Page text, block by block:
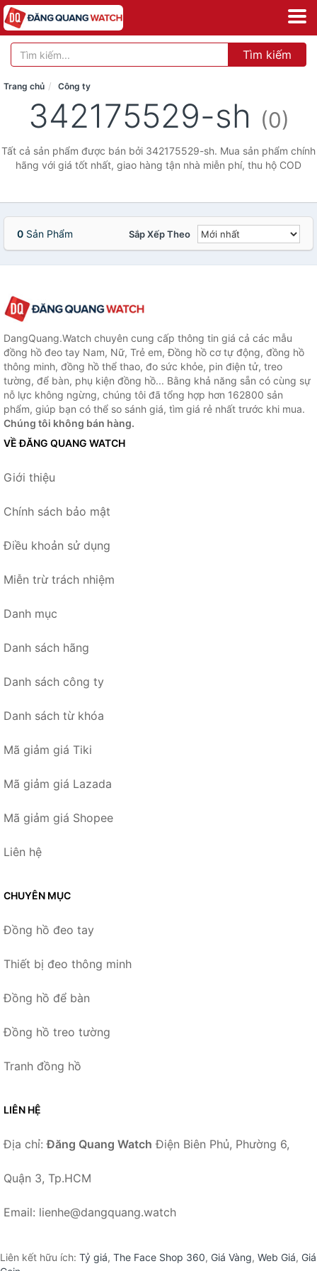
Tìm kiếm
Trang chủ Công ty
342175529-sh (0)
Tất cả sản phẩm được bán bởi 342175529-sh. Mua sản phẩm chính
hãng với giá tốt nhất, giao hàng tận nhà miễn phí, thu hộ COD
0 Sản Phẩm Sắp Xếp Theo
DangQuang.Watch chuyên cung cấp thông tin giá cả các mẫu
đồng hồ đeo tay Nam, Nữ, Trẻ em, Đồng hồ cơ tự động, đồng hồ
thông minh, đồng hồ thể thao, đo sức khỏe, pin điện tử, treo
tường, để bàn, phụ kiện đồng hồ... Bằng khả năng sẵn có cùng sự
nỗ lực không ngừng, chúng tôi đã tổng hợp hơn 162800 sản
phẩm, giúp bạn có thể so sánh giá, tìm giá rẻ nhất trước khi mua.
Chúng tôi không bán hàng.
VỀ ĐĂNG QUANG WATCH
Giới thiệu
Chính sách bảo mật
Điều khoản sử dụng
Miễn trừ trách nhiệm
Danh mục
Danh sách hãng
Danh sách công ty
Danh sách từ khóa
Mã giảm giá Tiki
Mã giảm giá Lazada
Mã giảm giá Shopee
Liên hệ
CHUYÊN MỤC
Đồng hồ đeo tay
Thiết bị đeo thông minh
Đồng hồ để bàn
Đồng hồ treo tường
Tranh đồng hồ
LIÊN HỆ
Địa chỉ:Đăng Quang Watch Điện Biên Phủ, Phường 6,
Quận 3, Tp.HCM
Email: lienhe@dangquang.watch
Liên kết hữu ích: Tỷ giá, The Face Shop 360, Giá Vàng, Web Giá, Giá